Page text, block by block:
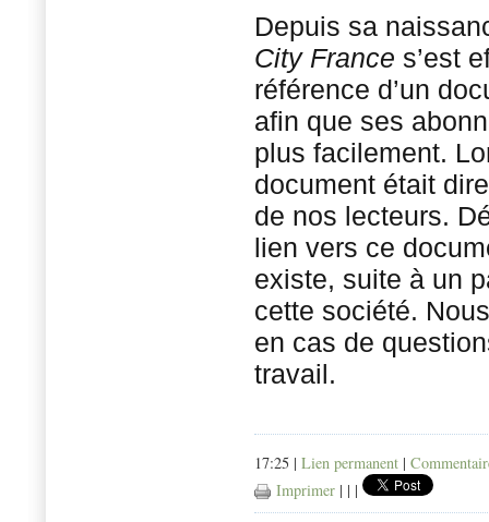
Depuis sa
City France s’est
référence d’un
afin que ses
plus facilement.
document était
de nos lecteurs.
lien vers ce
existe, suite à un
cette société.
en cas de
travail.
17:25 | Lien permanent |
Imprimer | | |